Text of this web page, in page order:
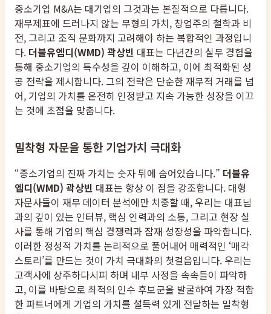
중소기업 M&A는 대기업의 그것과는 본질적으로 다릅니다.
재무제표에 드러나지 않는 무형의 가치, 창업주의 철학과 비
전, 그리고 조직 문화까지 고려해야 하는 복합적인 과정입니
다. 더블유엠디(WMD) 곽상빈 대표는 다년간의 실무 경험을
통해 중소기업의 특수성을 깊이 이해하고, 이에 최적화된 성
공 전략을 제시합니다. 그의 전략은 단순한 재무적 거래를 넘
어, 기업의 가치를 온전히 인정받고 지속 가능한 성장을 이끄
는 것에 초점을 맞춥니다.
밀착형 자문을 통한 기업가치 극대화
“중소기업의 진짜 가치는 숫자 뒤에 숨어있습니다.” 더블유
엠디(WMD) 곽상빈 대표는 항상 이 점을 강조합니다. 대형
자문사들이 재무 데이터 분석에만 치중할 때, 우리는 대표님
과의 깊이 있는 인터뷰, 핵심 인력과의 소통, 그리고 현장 실
사를 통해 기업의 핵심 경쟁력과 잠재 성장성을 파악합니다.
이러한 정성적 가치를 논리적으로 풀어내어 매력적인 ‘매각
스토리’를 만드는 것이 가치 극대화의 첫걸음입니다. 우리는
고객사에 상주하다시피 하며 내부 사정을 속속들이 파악하
고, 이를 바탕으로 최적의 인수 후보군을 발굴하여 가장 적합
한 파트너에게 기업의 가치를 설득력 있게 전달하는 밀착형